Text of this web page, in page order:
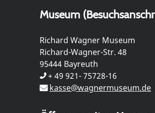
Museum
Richard Wagner Museum
Richard-Wagner-Str. 48
95444 Bayreuth
+ 49 921- 75728-16
kasse@wagnermuseum.de